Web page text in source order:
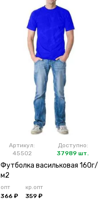
Артикул:
45502
Доступно:
37989 шт.
Футболка васильковая 160г/
м2
опт
366 ₽
кр.опт
359 ₽